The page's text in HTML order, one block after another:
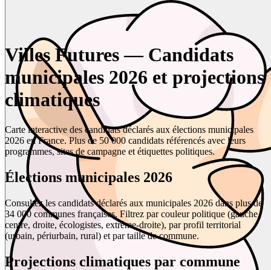
Villes Futures — Candidats
municipales 2026 et projections
climatiques
Carte interactive des candidats déclarés aux élections municipales
2026 en France. Plus de 50 000 candidats référencés avec leurs
programmes, sites de campagne et étiquettes politiques.
Élections municipales 2026
Consultez les candidats déclarés aux municipales 2026 dans plus de
34 000 communes françaises. Filtrez par couleur politique (gauche,
centre, droite, écologistes, extrême-droite), par profil territorial
(urbain, périurbain, rural) et par taille de commune.
Projections climatiques par commune